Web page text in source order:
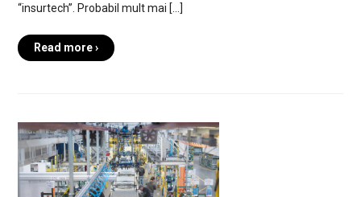
“insurtech”. Probabil mult mai […]
Read more ›